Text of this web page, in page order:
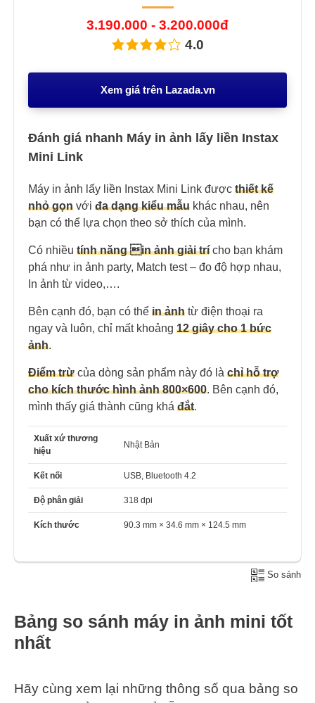
3.190.000 - 3.200.000đ
4.0
Xem giá trên Lazada.vn
Đánh giá nhanh Máy in ảnh lấy liền Instax
Mini Link
Máy in ảnh lấy liền Instax Mini Link được thiết kế
nhỏ gọn với đa dạng kiểu mẫu khác nhau, nên
bạn có thể lựa chọn theo sở thích của mình.
Có nhiều tính năng in ảnh giải trí cho bạn khám
phá như in ảnh party, Match test – đo độ hợp nhau,
In ảnh từ video,….
Bên cạnh đó, bạn có thể in ảnh từ điện thoại ra
ngay và luôn, chỉ mất khoảng 12 giây cho 1 bức
ảnh.
Điểm trừ của dòng sản phẩm này đó là chỉ hỗ trợ
cho kích thước hình ảnh 800×600. Bên cạnh đó,
mình thấy giá thành cũng khá đắt.
Xuất xứ thương
hiệu
Nhật Bản
Kết nối USB, Bluetooth 4.2
Độ phân giải 318 dpi
Kích thước 90.3 mm × 34.6 mm × 124.5 mm
So sánh
Bảng so sánh máy in ảnh mini tốt
nhất
Hãy cùng xem lại những thông số qua bảng so